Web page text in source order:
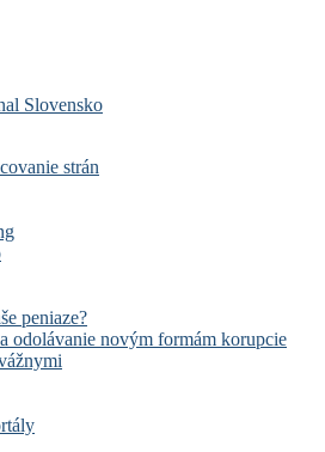
strán
peniaze?
odolávanie novým formám korupcie